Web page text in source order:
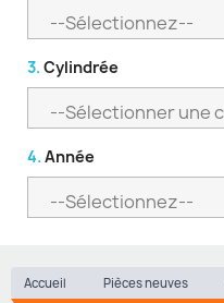
3. Cylindrée
4. Année
Accueil Pièces neuves